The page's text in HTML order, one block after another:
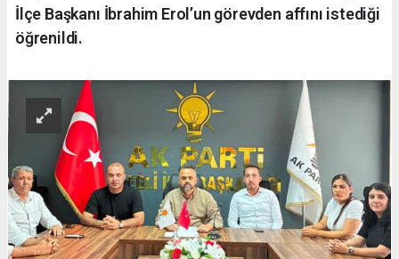
İlçe Başkanı İbrahim Erol’un görevden affını istediği
öğrenildi.